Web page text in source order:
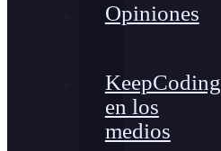
Opiniones
KeepCoding
en los
medios